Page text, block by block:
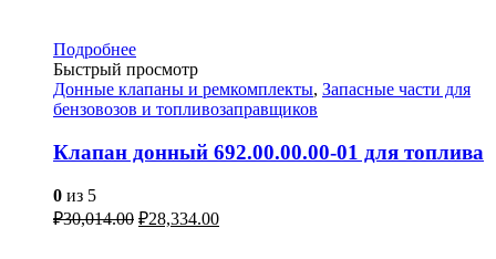
Подробнее
Быстрый просмотр
Донные клапаны и ремкомплекты, Запасные части для
бензовозов и топливозаправщиков
Клапан донный 692.00.00.00-01 для топлива
0 из 5
₽30,014.00 ₽28,334.00